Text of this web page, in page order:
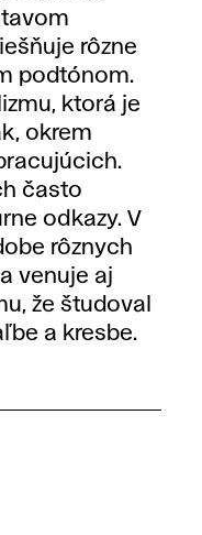
rôzne
podtónom.
ktorá je
okrem
často
odkazy. V
rôznych
venuje aj
že študoval
a kresbe.